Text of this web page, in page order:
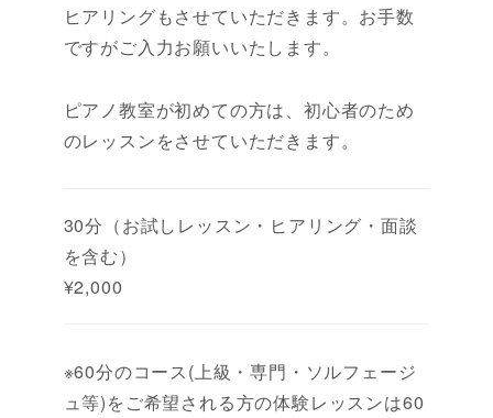
ヒアリングもさせていただきます。お手数
ですがご入力お願いいたします。
ピアノ教室が初めての方は、初心者のため
のレッスンをさせていただきます。
30分（お試しレッスン・ヒアリング・面談
を含む）
¥2,000
※60分のコース(上級・専門・ソルフェージ
ュ等)をご希望される方の体験レッスンは60